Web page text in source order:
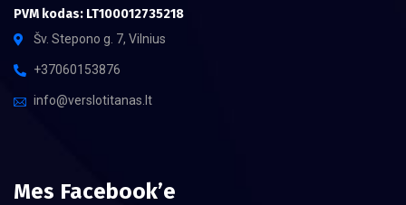
PVM kodas: LT100012735218
Šv. Stepono g. 7, Vilnius
+37060153876
info@verslotitanas.lt
Mes Facebook’e